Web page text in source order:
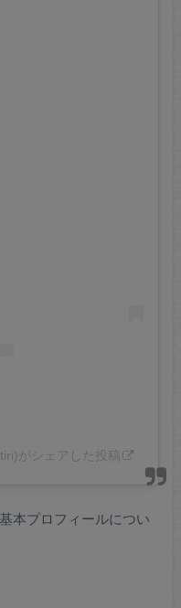
がシェアした投稿
本プロフィールについ